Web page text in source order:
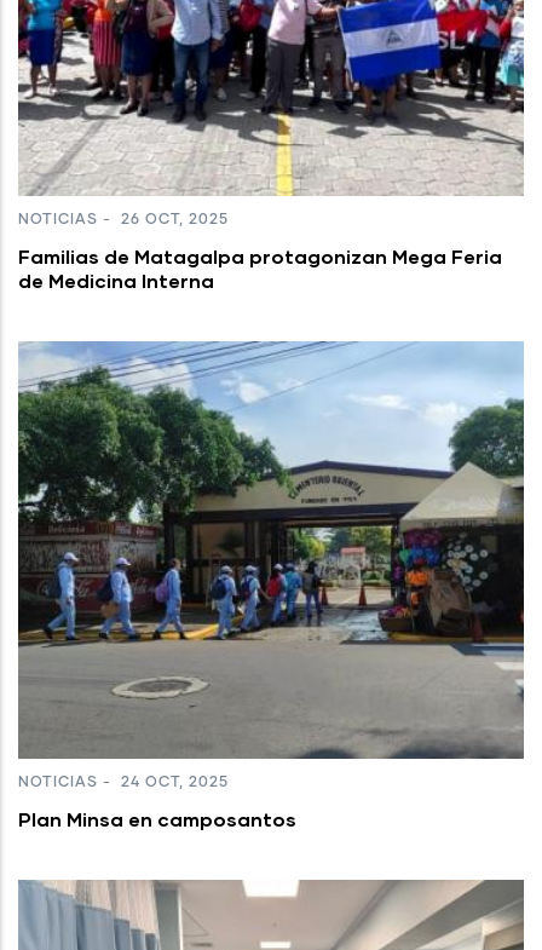
NOTICIAS - 26 OCT, 2025
Familias de Matagalpa protagonizan Mega Feria
de Medicina Interna
NOTICIAS - 24 OCT, 2025
Plan Minsa en camposantos